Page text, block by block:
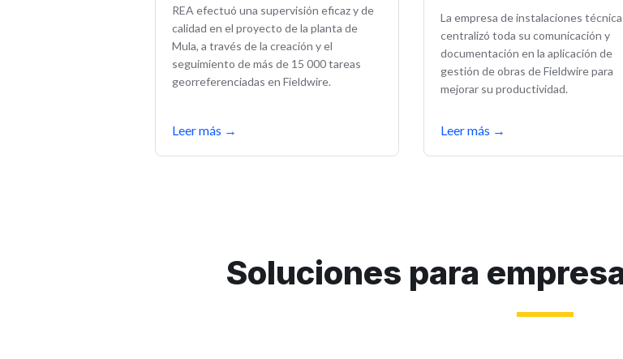
REA efectuó una supervisión eficaz y de
calidad en el proyecto de la planta de
Mula, a través de la creación y el
seguimiento de más de 15 000 tareas
georreferenciadas en Fieldwire.
Leer más →
La empresa de instalaciones
centralizó toda su comunicación y
documentación en la aplicación de
gestión de obras de Fieldwire para
mejorar su productividad.
Leer más →
Soluciones para